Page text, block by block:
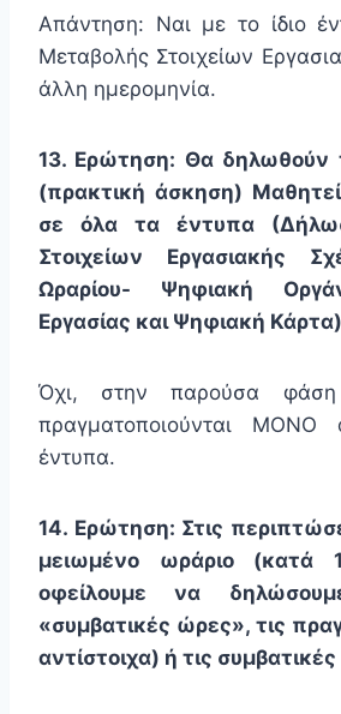
Απάντηση: Ναι με το ίδιο
Μεταβολής Στοιχείων
άλλη ημερομηνία.
13. Ερώτηση: Θα δηλωθούν
(πρακτική άσκηση)
σε όλα τα έντυπα
Στοιχείων Εργασιακής
Ωραρίου- Ψηφιακή
Εργασίας και Ψηφιακή
Όχι, στην παρούσα
πραγματοποιούνται ΜΟΝΟ
έντυπα.
14. Ερώτηση: Στις
μειωμένο ωράριο
οφείλουμε να
«συμβατικές ώρες», τις
αντίστοιχα) ή τις